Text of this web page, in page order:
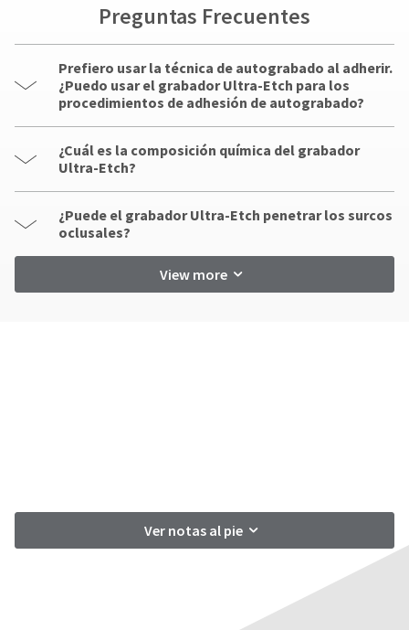
Preguntas Frecuentes
Prefiero usar la técnica de autograbado al adherir.
¿Puedo usar el grabador Ultra-Etch para los
procedimientos de adhesión de autograbado?
¿Cuál es la composición química del grabador
Ultra-Etch?
¿Puede el grabador Ultra-Etch penetrar los surcos
oclusales?
View more
Ver notas al pie